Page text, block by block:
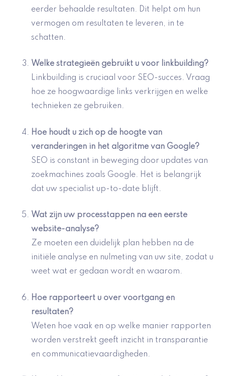
eerder behaalde resultaten. Dit helpt om hun
vermogen om resultaten te leveren, in te
schatten.
Welke strategieën gebruikt u voor linkbuilding?
Linkbuilding is cruciaal voor SEO-succes. Vraag
hoe ze hoogwaardige links verkrijgen en welke
technieken ze gebruiken.
Hoe houdt u zich op de hoogte van
veranderingen in het algoritme van Google?
SEO is constant in beweging door updates van
zoekmachines zoals Google. Het is belangrijk
dat uw specialist up-to-date blijft.
Wat zijn uw processtappen na een eerste
website-analyse?
Ze moeten een duidelijk plan hebben na de
initiële analyse en nulmeting van uw site, zodat u
weet wat er gedaan wordt en waarom.
Hoe rapporteert u over voortgang en
resultaten?
Weten hoe vaak en op welke manier rapporten
worden verstrekt geeft inzicht in transparantie
en communicatievaardigheden.